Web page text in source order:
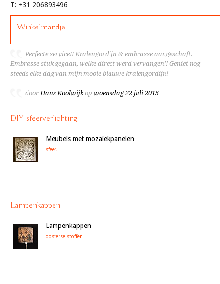
T: +31 206893496
Winkelmandje
Perfecte service!! Kralengordijn & embrasse aangeschaft.
Embrasse stuk gegaan, welke direct werd vervangen!! Geniet nog
steeds elke dag van mijn mooie blauwe kralengordijn!
door Hans Koolwijkop woensdag 22 juli 2015
DIY sfeerverlichting
Meubels met mozaiekpanelen
sfeer!
Lampenkappen
Lampenkappen
oosterse stoffen